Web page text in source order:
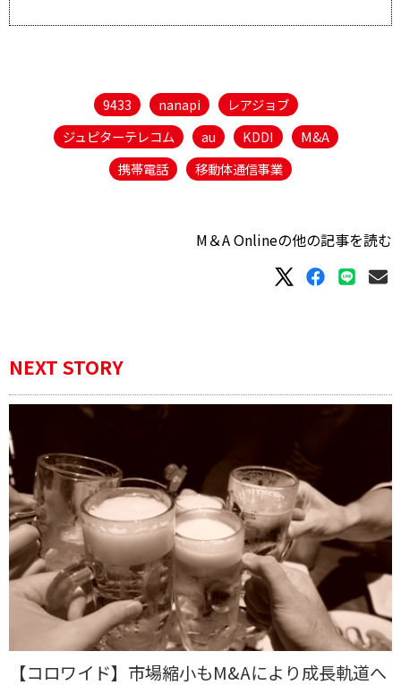
9433 nanapi
レアジョブ
ジュピターテレコム
au KDDI
M&A
携帯電話
移動体通信事業
M＆A Onlineの他の記事を読む
NEXT STORY
【コロワイド】市場縮小もM&Aにより成長軌道へ